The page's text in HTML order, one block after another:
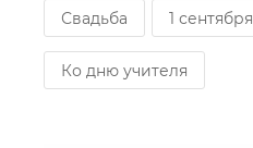
Свадьба 1 сентября
Ко дню учителя